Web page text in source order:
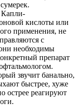
Капли-
кислоты или
применения, не
с
необходимы
препарат
звучит банально,
быстрее, хуже
острее реагируют